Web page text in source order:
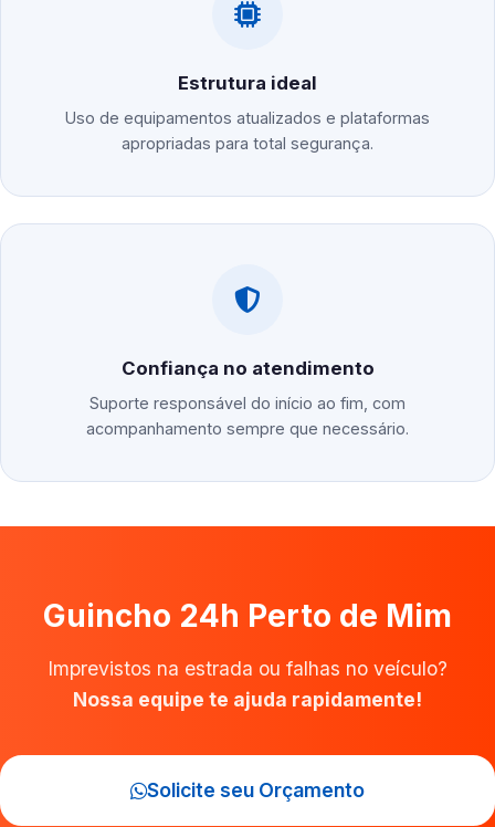
Estrutura ideal
Uso de equipamentos atualizados e plataformas
apropriadas para total segurança.
Confiança no atendimento
Suporte responsável do início ao fim, com
acompanhamento sempre que necessário.
Guincho 24h Perto de Mim
Imprevistos na estrada ou falhas no veículo?
Nossa equipe te ajuda rapidamente!
Solicite seu Orçamento